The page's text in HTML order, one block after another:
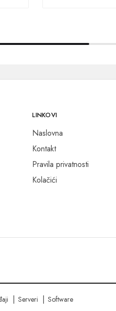
LINKOVI
Naslovna
Kontakt
Pravila privatnosti
Kolačići
Serveri Software